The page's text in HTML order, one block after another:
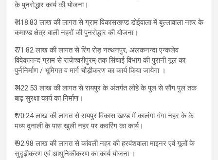
के पुनरोद्धार कार्य की योजना।
₹ 418.83 लाख की लागत से ग्राम विकासखण्ड डोईवाला में बुल्लावाला नहर के
कमाण्ड क्षेत्र वाली नहरों की पुनरोद्धार की योजना।
₹ 71.82 लाख की लागत से रिंग रोड़ नत्थनपुर, अलकनन्दा एन्कलेव
विवेकानन्द ग्राम से राजेश्वरीपुरम् तक सिंचाई विभाग की पुरानी गूल का
पुर्ननिर्माण / भूमिगत व मार्ग चौड़ीकरण का कार्य किया जायेगा ।
₹ 422.53 लाख की लागत से रायपुर के अंतर्गत लोहे के पुल से सौंग पुल तक
बाढ़ सुरक्षा कार्य का निर्माण।
₹ 70.24 लाख की लागत से रायपुर विकास खण्ड में कालंगा गंगा नहर के के
मध्य दुनाली के पास खुली नहर पर कवरिंग का कार्य।
₹ 92.98 लाख की लागत से कांवली नहर की हरवंशवाला माइनर एवं गूलों के
सुदृढ़ीकरण एवं आधुनिकीकरण का कार्य योजना ।